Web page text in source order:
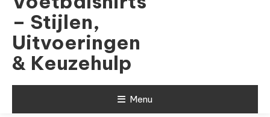
– Stijlen,
Uitvoeringen
& Keuzehulp
Menu